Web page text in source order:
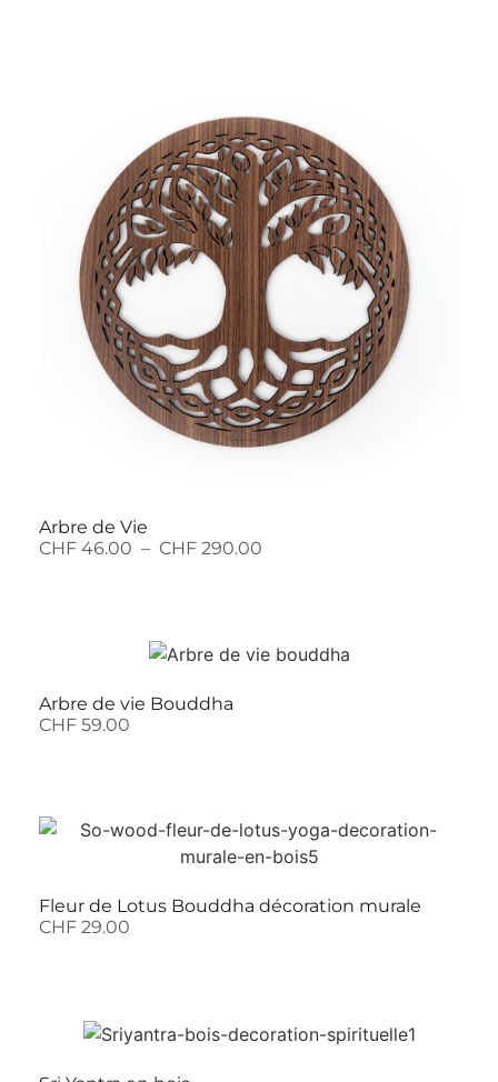
Arbre de Vie
CHF 46.00 – CHF 290.00
Arbre de vie Bouddha
CHF 59.00
Fleur de Lotus Bouddha décoration murale
CHF 29.00